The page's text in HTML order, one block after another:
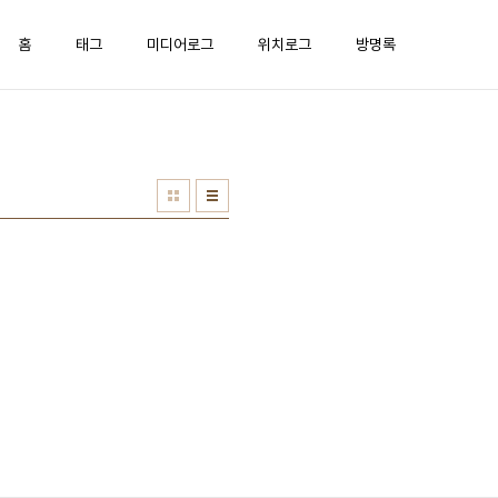
홈 태그 미디어로그 위치로그 방명록